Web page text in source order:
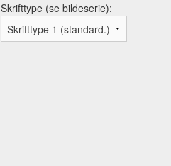
Skrifttype (se bildeserie):